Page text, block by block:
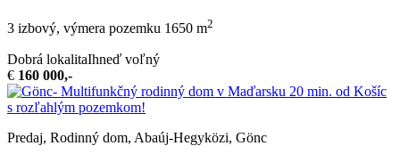
3 izbový, výmera pozemku 1650 m2
Dobrá lokalitaIhneď voľný
€ 160 000,-
Predaj, Rodinný dom, Abaúj-Hegyközi, Gönc